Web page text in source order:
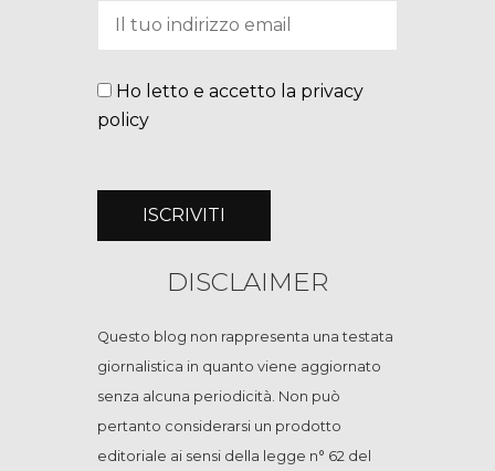
Ho letto e accetto la privacy
policy
DISCLAIMER
Questo blog non rappresenta una testata
giornalistica in quanto viene aggiornato
senza alcuna periodicità. Non può
pertanto considerarsi un prodotto
editoriale ai sensi della legge n° 62 del